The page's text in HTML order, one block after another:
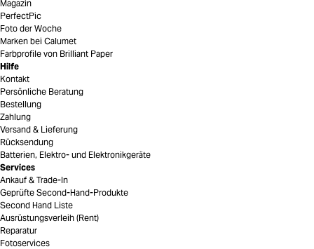
Magazin
PerfectPic
Foto der Woche
Marken bei Calumet
Farbprofile von Brilliant Paper
Hilfe
Kontakt
Persönliche Beratung
Bestellung
Zahlung
Versand & Lieferung
Rücksendung
Batterien, Elektro- und Elektronikgeräte
Services
Ankauf & Trade-In
Geprüfte Second-Hand-Produkte
Second Hand Liste
Ausrüstungsverleih (Rent)
Reparatur
Fotoservices